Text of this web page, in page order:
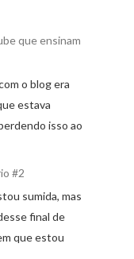
que ensinam
o blog era
estava
isso ao
#2
sumida, mas
final de
que estou